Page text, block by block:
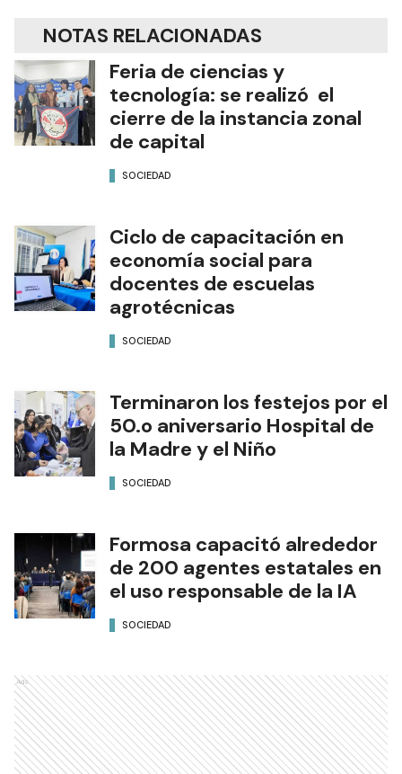
NOTAS RELACIONADAS
Feria de ciencias y
tecnología: se realizó el
cierre de la instancia zonal
de capital
SOCIEDAD
Ciclo de capacitación en
economía social para
docentes de escuelas
agrotécnicas
SOCIEDAD
Terminaron los festejos por el
50.o aniversario Hospital de
la Madre y el Niño
SOCIEDAD
Formosa capacitó alrededor
de 200 agentes estatales en
el uso responsable de la IA
SOCIEDAD
Ads